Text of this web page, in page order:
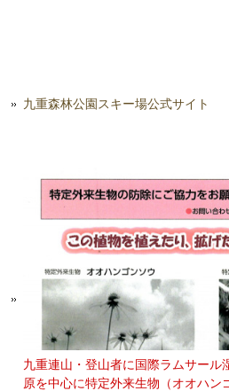
九重森林公園スキー場公式サイト
九重連山・登山者に国際ラムサール
原を中心に特定外来生物（オオハン